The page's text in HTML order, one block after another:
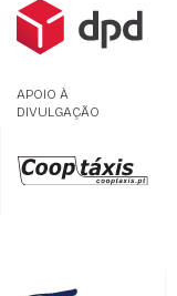
APOIO À
DIVULGAÇÃO